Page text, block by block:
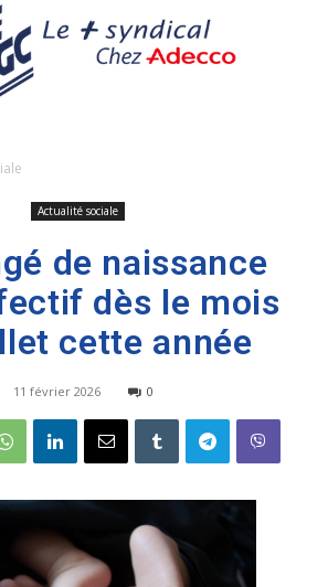
Actualité sociale
de naissance
dès le mois
cette année
11 février 2026 0